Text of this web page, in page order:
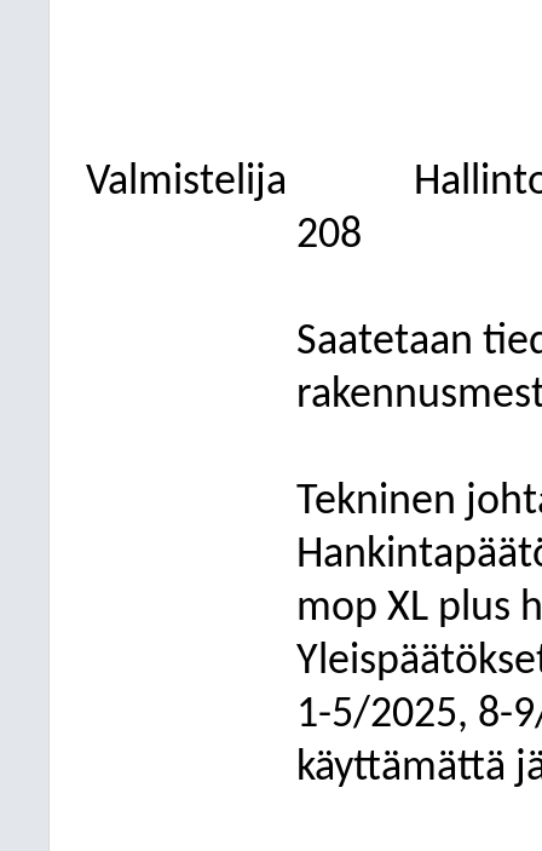
Valmistelija
208
Saatetaan
Tekninen
mop XL plus
1-5/2025, 8-
käyttämättä